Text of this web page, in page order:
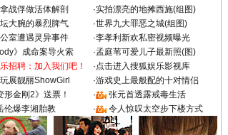
战俘做活体解剖 ·实拍漂亮的地摊西施(组图)
大腕的暴烈脾气 ·世界九大罪恶之城(组图)
室遭遇灵异事件 ·李孝利新欢私密视频曝光
》成命案导火索 ·孟庭苇可爱儿子最新照(图)
招聘：加入我们吧！ ·点击进入搜狐娱乐影视库
展靓丽ShowGirl ·游戏史上最般配的十对情侣
形金刚2》送票！ ·
张元首透露戒毒生活
伦爆李湘胎教 · 令人惊叹太空步下楼方式